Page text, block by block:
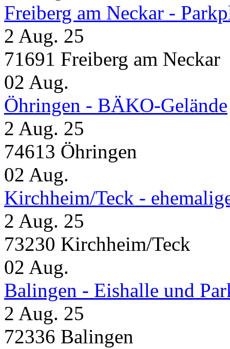
Freiberg am Neckar -
2 Aug. 25
71691 Freiberg am Neckar
02 Aug.
Öhringen - BÄKO-Gelände
2 Aug. 25
74613 Öhringen
02 Aug.
Kirchheim/Teck -
2 Aug. 25
73230 Kirchheim/Teck
02 Aug.
Balingen - Eishalle und
2 Aug. 25
72336 Balingen